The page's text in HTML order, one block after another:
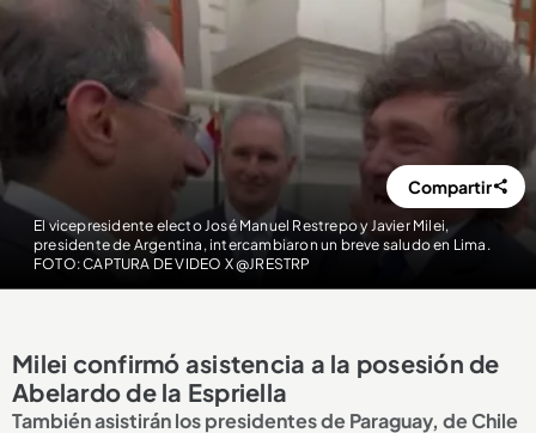
El vicepresidente electo José Manuel Restrepo y Javier Milei,
presidente de Argentina, intercambiaron un breve saludo en Lima.
FOTO: CAPTURA DE VIDEO X @JRESTRP
Compartir
Milei confirmó asistencia a la posesión de
Abelardo de la Espriella
También asistirán los presidentes de Paraguay, de Chile